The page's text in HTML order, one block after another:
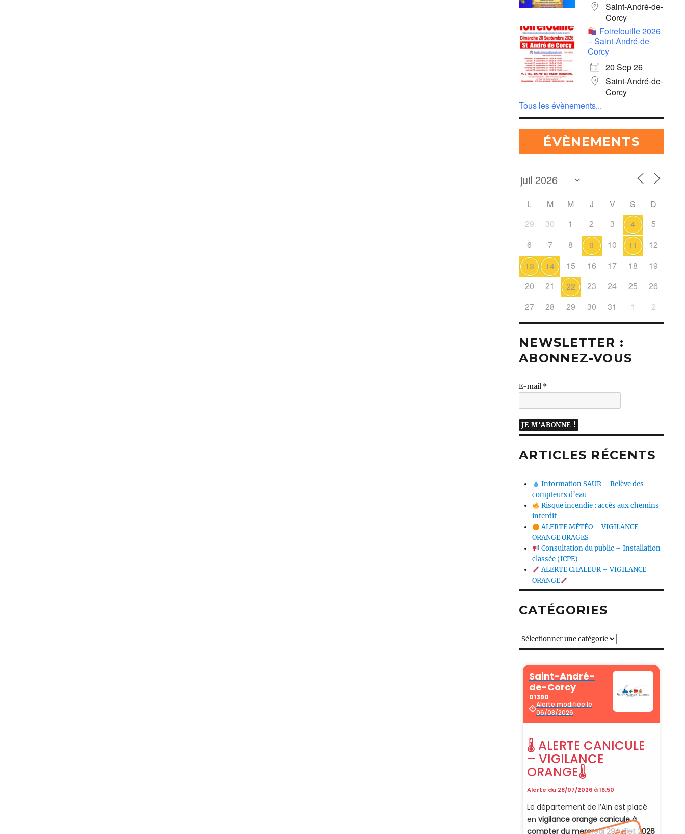
Saint-André-de-
Corcy
Foirefouille 2026
– Saint-André-de-
Corcy
20 Sep 26
Saint-André-de-
Corcy
Tous les évènements...
ÉVÈNEMENTS
L M M J V S
D
29
30 1 2 3 4
5
6
7 8 9 10 11
12
13
14 15 16 17 18
19
20
21 22 23 24 25
26
27
28 29 30 31 1 2
NEWSLETTER :
ABONNEZ-VOUS
E-mail *
ARTICLES RÉCENTS
Information SAUR – Relève des
compteurs d’eau
Risque incendie : accès aux chemins
interdit
ALERTE MÉTÉO – VIGILANCE
ORANGE ORAGES
Consultation du public – Installation
classée (ICPE)
ALERTE CHALEUR – VIGILANCE
ORANGE
CATÉGORIES
Catégories